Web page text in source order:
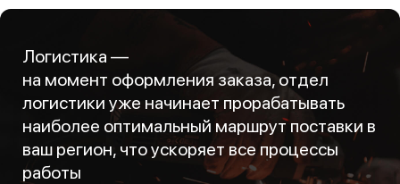
Логистика —
на момент оформления заказа, отдел
логистики уже начинает прорабатывать
наиболее оптимальный маршрут поставки в
ваш регион, что ускоряет все процессы
работы